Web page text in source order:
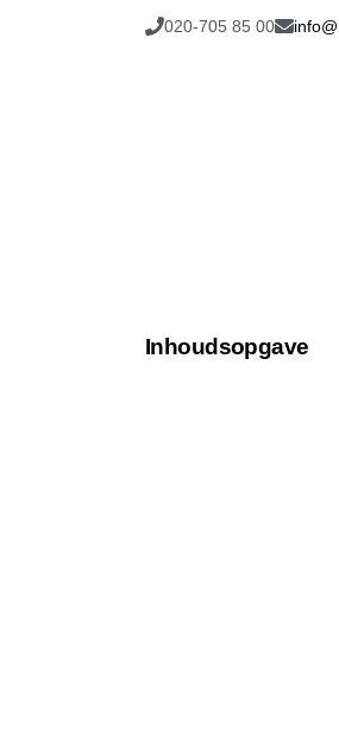
020-705 85 00
Inhoudsopgave